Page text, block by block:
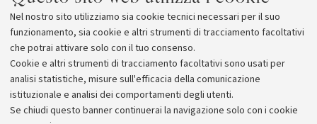
Nel nostro sito utilizziamo sia cookie tecnici necessari per il suo
funzionamento, sia cookie e altri strumenti di tracciamento facoltativi
che potrai attivare solo con il tuo consenso.
Cookie e altri strumenti di tracciamento facoltativi sono usati per
analisi statistiche, misure sull'efficacia della comunicazione
istituzionale e analisi dei comportamenti degli utenti.
Se chiudi questo banner continuerai la navigazione solo con i cookie
medici e biologi nel campo della Genetica e la
sensibilizzazione del pubblico sui temi della Genetica
(www.eurogene.org).